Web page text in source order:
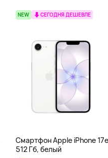
NEW СЕГОДНЯ ДЕШЕВЛЕ
Смартфон Apple iPhone 17e
512 Гб, белый